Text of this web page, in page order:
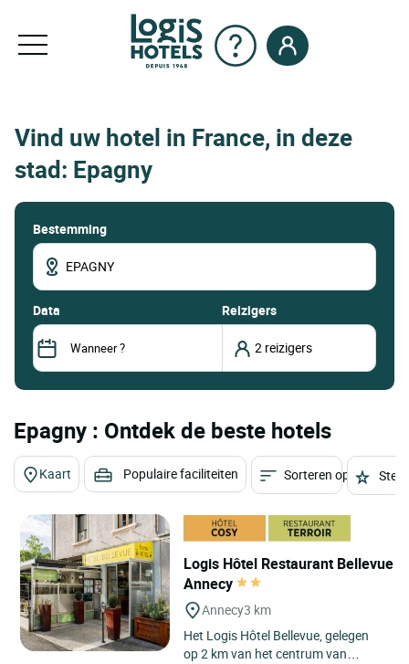
Vind uw hotel in France, in deze
stad: Epagny
Bestemming
data Reizigers
Epagny : Ontdek de beste hotels
Kaart Populaire faciliteiten Sorteren op
Logis Hôtel Restaurant Bellevue
Annecy
Annecy3 km
Het Logis Hôtel Bellevue, gelegen
op 2 km van het centrum van